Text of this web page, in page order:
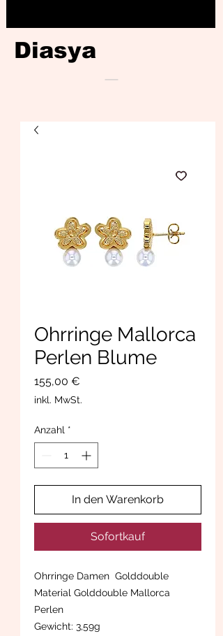
Diasya
Ohrringe Mallorca
Perlen Blume
155,00 €
inkl. MwSt.
Anzahl *
In den Warenkorb
Sofortkauf
Ohrringe Damen Golddouble
Material Golddouble Mallorca
Perlen
Gewicht: 3,59g